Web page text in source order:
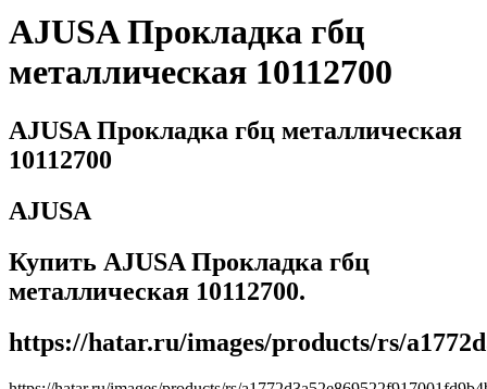
AJUSA Прокладка гбц
металлическая 10112700
AJUSA Прокладка гбц металлическая
10112700
AJUSA
Купить AJUSA Прокладка гбц
металлическая 10112700.
https://hatar.ru/images/products/rs/